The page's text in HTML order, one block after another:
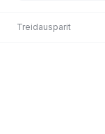
Treidausparit